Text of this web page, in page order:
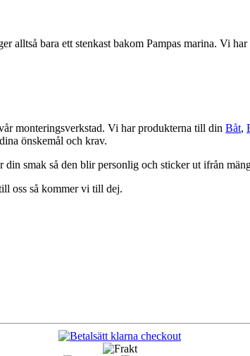
bara ett stenkast bakom Pampas marina. Vi
monteringsverkstad. Vi har produkterna till din Båt,
önskemål och krav.
smak så den blir personlig och sticker ut ifrån
oss så kommer vi till dej.